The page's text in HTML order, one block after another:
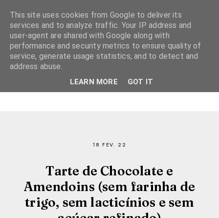
18 FEV. 22
Tarte de Chocolate e
Amendoins (sem farinha de
trigo, sem lacticínios e sem
This site uses cookies from Google to deliver its
services and to analyze traffic. Your IP address and
user-agent are shared with Google along with
performance and security metrics to ensure quality of
service, generate usage statistics, and to detect and
address abuse.
LEARN MORE GOT IT